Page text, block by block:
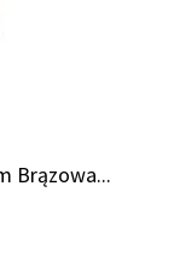
Brązowa...